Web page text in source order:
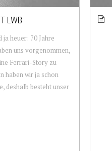
LWB
ja heuer: 70 Jahre
uns vorgenommen,
Ferrari-Story zu
haben wir ja schon
deshalb besteht unser